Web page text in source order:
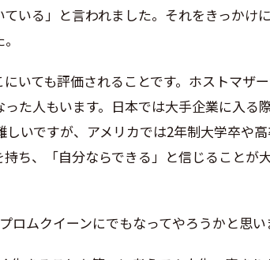
いる」と言われました。それをきっかけ
いても評価されることです。ホストマザ
た人もいます。日本では大手企業に入る
いですが、アメリカでは2年制大学卒や
ち、「自分ならできる」と信じることが
ムクイーンにでもなってやろうかと思い